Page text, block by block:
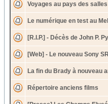
Voyages au pays des
Le numérique en test au
[R.I.P.] - Décès de John P.
[Web] - Le nouveau Sony
La fin du Brady à nouveau
Répertoire anciens films